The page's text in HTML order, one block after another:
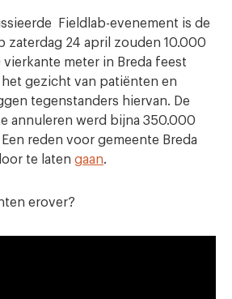
Fieldlab-evenement is de
zaterdag 24 april zouden 10.000
meter in Breda feest
het gezicht van patiënten en
tegenstanders hiervan. De
annuleren werd bijna 350.000
reden voor gemeente Breda
te laten gaan.
erover?